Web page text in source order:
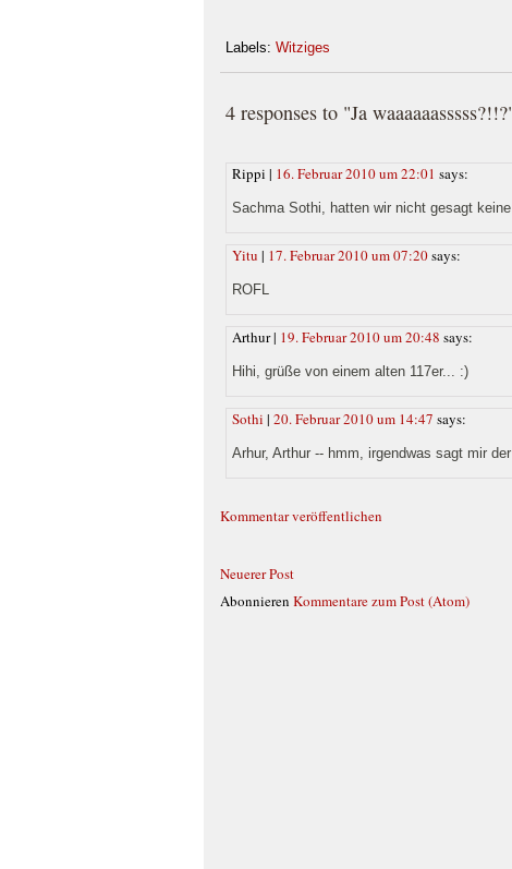
Labels: Witziges
4 responses to "Ja
Rippi | 16. Februar 2010 um 22:01 says:
Sachma Sothi, hatten wir nicht gesagt
Yitu | 17. Februar 2010 um 07:20says:
ROFL
Arthur | 19. Februar 2010 um 20:48 says:
Hihi, grüße von einem alten 117er... :)
Sothi | 20. Februar 2010 um 14:47 says:
Arhur, Arthur -- hmm, irgendwas sagt mir
Kommentar veröffentlichen
Neuerer Post
Abonnieren Kommentare zum Post (Atom)